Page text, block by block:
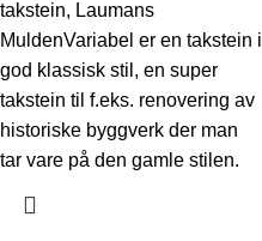
takstein, Laumans
MuldenVariabel er en takstein i
god klassisk stil, en super
takstein til f.eks. renovering av
historiske byggverk der man
tar vare på den gamle stilen.